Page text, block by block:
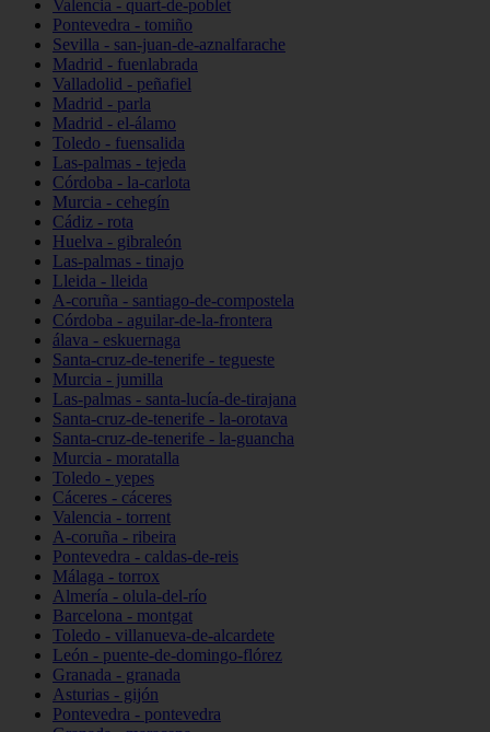
Valencia - quart-de-poblet
Pontevedra - tomiño
Sevilla - san-juan-de-aznalfarache
Madrid - fuenlabrada
Valladolid - peñafiel
Madrid - parla
Madrid - el-álamo
Toledo - fuensalida
Las-palmas - tejeda
Córdoba - la-carlota
Murcia - cehegín
Cádiz - rota
Huelva - gibraleón
Las-palmas - tinajo
Lleida - lleida
A-coruña - santiago-de-compostela
Córdoba - aguilar-de-la-frontera
álava - eskuernaga
Santa-cruz-de-tenerife - tegueste
Murcia - jumilla
Las-palmas - santa-lucía-de-tirajana
Santa-cruz-de-tenerife - la-orotava
Santa-cruz-de-tenerife - la-guancha
Murcia - moratalla
Toledo - yepes
Cáceres - cáceres
Valencia - torrent
A-coruña - ribeira
Pontevedra - caldas-de-reis
Málaga - torrox
Almería - olula-del-río
Barcelona - montgat
Toledo - villanueva-de-alcardete
León - puente-de-domingo-flórez
Granada - granada
Asturias - gijón
Pontevedra - pontevedra